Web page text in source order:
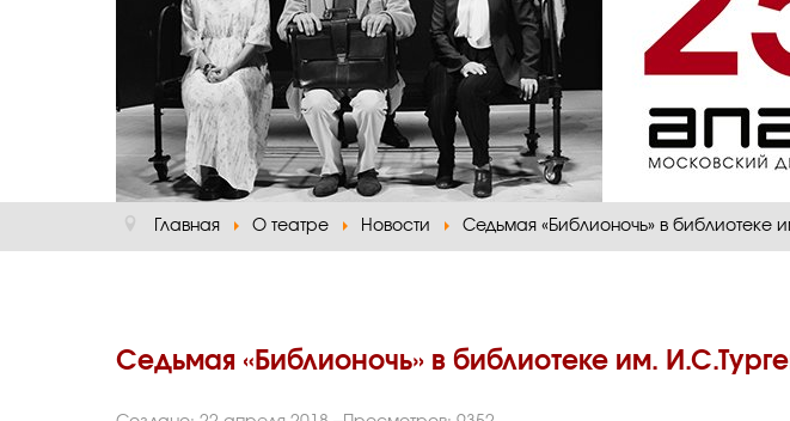
Главная О театре Новости Седьмая «Библионочь» в библиотеке
Седьмая «Библионочь» в библиотеке им.